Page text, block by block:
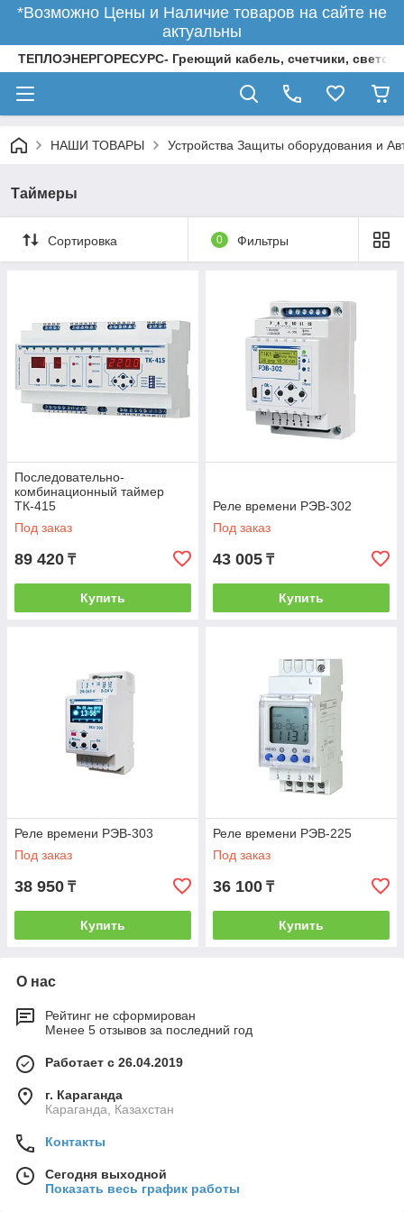
*Возможно Цены и Наличие товаров на сайте не
актуальны
ТЕПЛОЭНЕРГОРЕСУРС- Греющий кабель, счетчики,
НАШИ ТОВАРЫ Устройства Защиты оборудования и
Таймеры
Сортировка 0 Фильтры
Последовательно-
комбинационный таймер
ТК-415
Под заказ
89 420 ₸
Купить
Реле времени РЭВ-302
Под заказ
43 005 ₸
Купить
Реле времени РЭВ-303
Под заказ
38 950 ₸
Купить
Реле времени РЭВ-225
Под заказ
36 100 ₸
Купить
О нас
Рейтинг не сформирован
Менее 5 отзывов за последний год
Работает с 26.04.2019
г. Караганда
Караганда, Казахстан
Контакты
Сегодня выходной
Показать весь график работы